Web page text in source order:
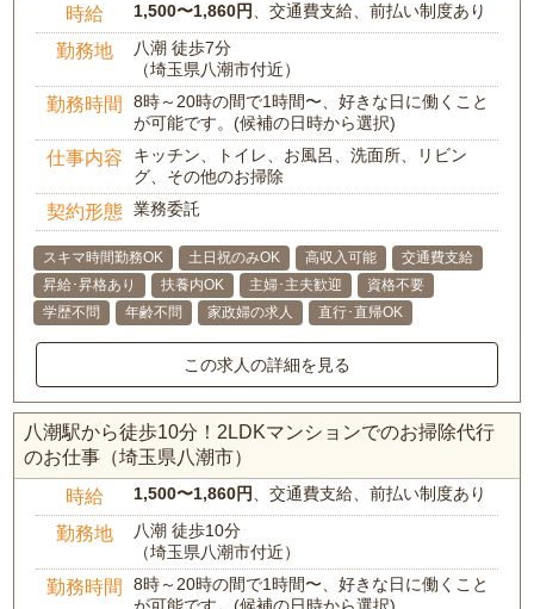
時給 1,500〜1,860円、交通費支給、前払い制度あり
勤務地
八潮 徒歩7分
（埼玉県八潮市付近）
勤務時間
8時～20時の間で1時間〜、好きな日に働くこと
が可能です。(候補の日時から選択)
仕事内容
キッチン、トイレ、お風呂、洗面所、リビン
グ、その他のお掃除
契約形態 業務委託
スキマ時間勤務OK 土日祝のみOK 高収入可能
交通費支給
昇給･昇格あり
扶養内OK 主婦･主夫歓迎
資格不要
学歴不問
年齢不問 家政婦の求人 直行･直帰OK
この求人の詳細を見る
八潮駅から徒歩10分！2LDKマンションでのお掃除代行
のお仕事（埼玉県八潮市）
時給 1,500〜1,860円、交通費支給、前払い制度あり
勤務地
八潮 徒歩10分
（埼玉県八潮市付近）
勤務時間
8時～20時の間で1時間〜、好きな日に働くこと